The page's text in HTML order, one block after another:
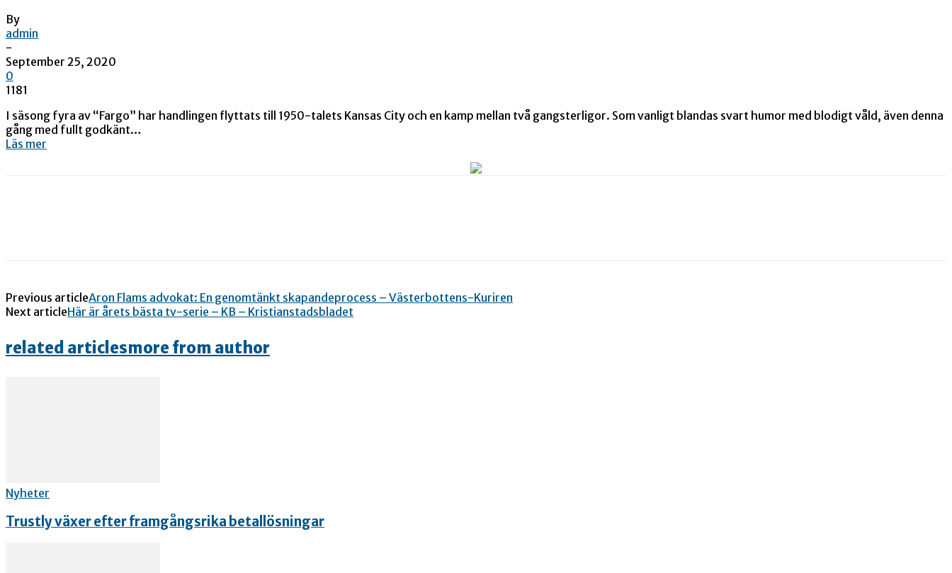
By
admin
-
September 25, 2020
0
1181
I säsong fyra av “Fargo” har handlingen flyttats till 1950-talets Kansas City och en kamp mellan två gangsterligor. Som vanligt blandas svart humor med blodigt våld, även denna
gång med fullt godkänt…
Läs mer
Previous articleAron Flams advokat: En genomtänkt skapandeprocess – Västerbottens-Kuriren
Next articleHär är årets bästa tv-serie – KB – Kristianstadsbladet
related articlesmore from author
Nyheter
Trustly växer efter framgångsrika betallösningar